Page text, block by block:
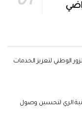
الوطني لتعزيز الخدمات
أقنية الري لتحسين وصول